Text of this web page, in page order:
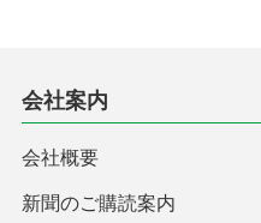
会社案内
会社概要
新聞のご購読案内